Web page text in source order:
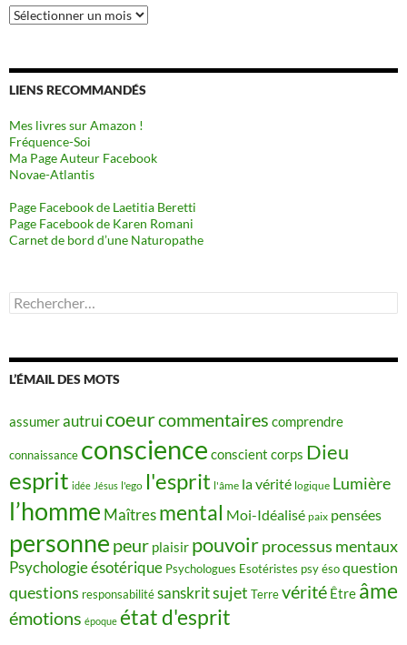
Archives
LIENS RECOMMANDÉS
Mes livres sur Amazon !
Fréquence-Soi
Ma Page Auteur Facebook
Novae-Atlantis
Page Facebook de Laetitia Beretti
Page Facebook de Karen Romani
Carnet de bord d’une Naturopathe
Rechercher :
L’ÉMAIL DES MOTS
assumerautruicoeurcommentaires comprendre
connaissance conscience conscient corps Dieu
esprit idée Jésus l'ego l'esprit l'âme la vérité logique Lumière
l’homme Maîtres mental Moi-Idéalisé paix pensées
personne peur plaisir pouvoirprocessus mentaux
Psychologie ésotérique Psychologues Esotéristes psy ésoquestion
questions responsabilitésanskritsujet Terrevérité Être âme
émotions époque état d'esprit